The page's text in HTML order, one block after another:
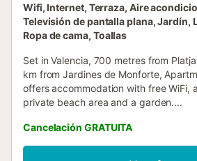
Wifi, Internet, Terraza, Aire
Televisión de pantalla plana, Jardín,
Ropa de cama, Toallas
Set in Valencia, 700 metres from
km from Jardines de Monforte,
offers accommodation with free WiFi,
private beach area and a garden....
Cancelación GRATUITA